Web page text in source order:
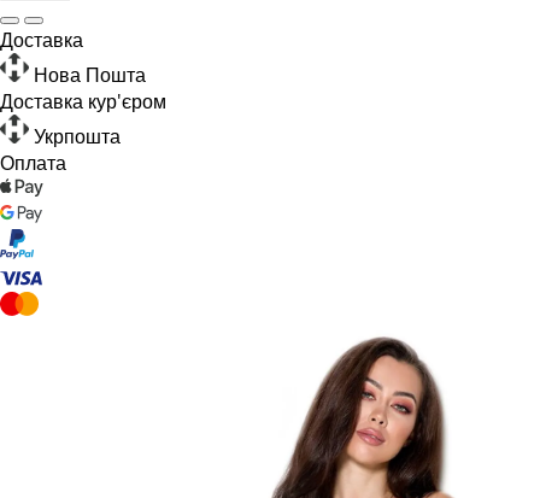
Доставка
Нова Пошта
Доставка кур'єром
Укрпошта
Оплата